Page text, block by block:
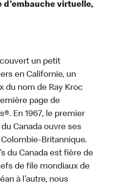
d'embauche virtuelle,
un petit
en Californie, un
du nom de Ray Kroc
page de
En 1967, le premier
Canada ouvre ses
Britannique.
du Canada est fière de
de file mondiaux de
à l’autre, nous